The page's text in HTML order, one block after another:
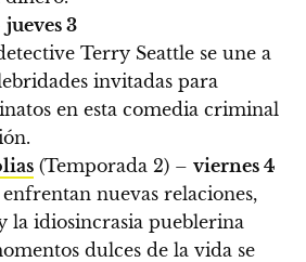
jueves 3
Terry Seattle se une a
invitadas para
en esta comedia criminal
(Temporada 2) – viernes 4
nuevas relaciones,
la idiosincrasia pueblerina
dulces de la vida se